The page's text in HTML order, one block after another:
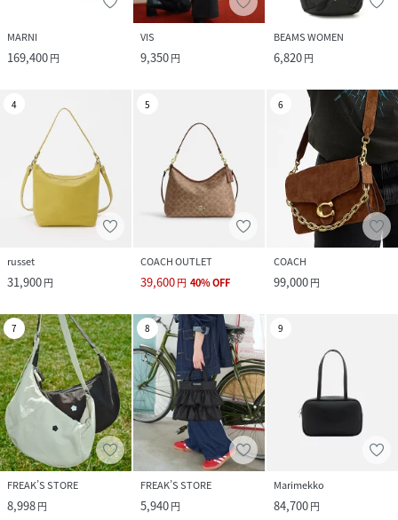
MARNI
169,400円
VIS
9,350円
BEAMS WOMEN
6,820円
4
russet
31,900円
5
COACH OUTLET
39,600円 40%OFF
6
COACH
99,000円
7
FREAK’S STORE
8,998円
8
FREAK’S STORE
5,940円
9
Marimekko
84,700円